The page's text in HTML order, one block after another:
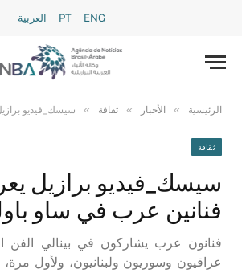
PT ENG العربية
الرئيسية » الأخبار » ثقافة » سيسك_فيديو برازيل يعرض
ثقافة
سيسك_فيديو برازيل
فنانين عرب في ساو
فنانون عرب يشاركون في بينالي الفن
عراقيون وسوريون ولبنانيون، ولأول مرة،